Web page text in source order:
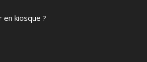
en kiosque ?